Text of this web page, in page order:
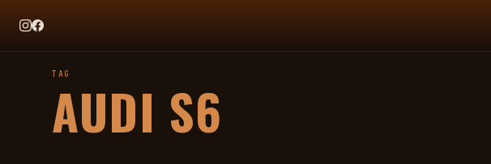
TAG HEUER X TEAM IKUZAWA : LE COME-BACK QUI SENT BON L'ESSENCE ET LE
TAG
AUDI S6